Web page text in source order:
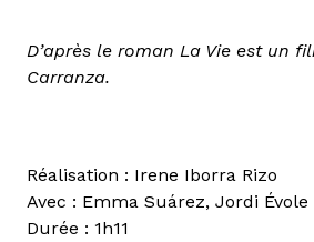
D’après le roman La Vie est un
Carranza.
Réalisation : Irene Iborra Rizo
Avec : Emma Suárez, Jordi Évole
Durée : 1h11